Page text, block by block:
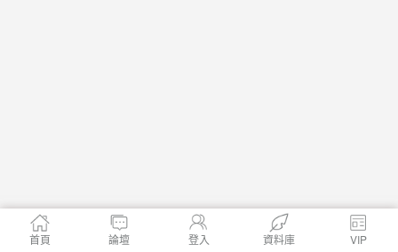
首頁 論壇 登入 資料庫 VIP